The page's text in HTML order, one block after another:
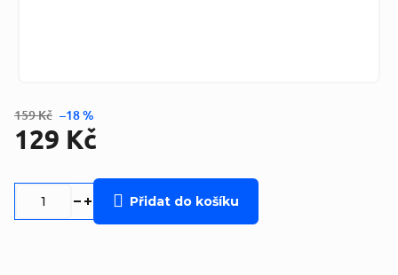
159 Kč –18 %
129 Kč
Přidat do košíku